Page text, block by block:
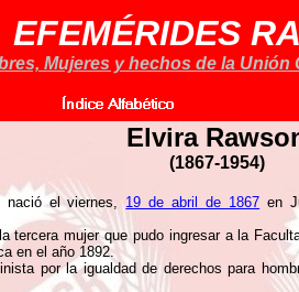
EFEMÉRIDES
Mujeres y hechos de la Unión
Elvira
(1867-1954)
nació el viernes, 19 de abril de 1867 en
tercera mujer que pudo ingresar a la
en el año 1892.
por la igualdad de derechos para